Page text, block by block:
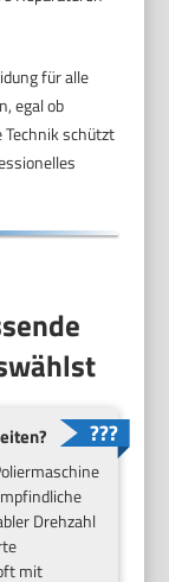
für alle
egal ob
Technik schützt
Drehzahl
mit